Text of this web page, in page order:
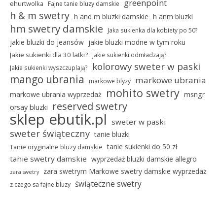
ehurtwolka Fajne tanie bluzy damskie greenpoint
h & m swetry h and m bluzki damskie h anm bluzki
hm swetry damskie Jaka sukienka dla kobiety po 50?
jakie bluzki do jeansów jakie bluzki modne w tym roku
Jakie sukienki dla 30 latki?
Jakie sukienki odmładzają?
Jakie sukienki wyszczuplają?
kolorowy sweter w paski
mango ubrania markowe blyzy markowe ubrania
markowe ubrania wyprzedaż mohito swetry msngr
orsay bluzki
reserved swetry
sklep ebutik.pl sweter w paski
sweter świąteczny tanie bluzki
Tanie oryginalne bluzy damskie tanie sukienki do 50 zł
tanie swetry damskie wyprzedaż bluzki damskie allegro
zara swetry zara swetrym Markowe swetry damskie wyprzedaż
z czego sa fajne bluzy świąteczne swetry